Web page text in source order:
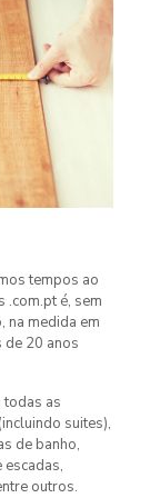
tempos ao
.com.pt é, sem
na medida em
de 20 anos
as
suites),
de banho,
escadas,
outros.